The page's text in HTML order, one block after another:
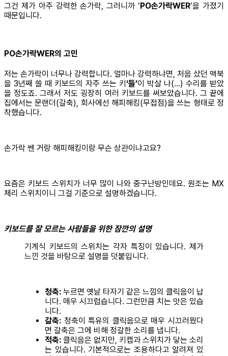
그건 제가 아주 강력한 손가락, 그러니까 ‘PO손가락WER’을 가졌기
때문입니다.
PO손가락WER의 고민
저는 손가락이 너무나 강력합니다. 얼마나 강력하냐면, 처음 샀던 맥북
을 3년째 쓸 때 키보드의 자주 쓰는 키 ‘들’이 박살 나(...) 수리를 받았
을 정도죠. 그래서 저도 굉장히 여러 키보드를 써보았습니다. 그 끝에
집에서는 문랜더(갈축), 회사에선 해피해킹(무접점)을 쓰는 형태로 정
착했습니다.
손가락 쎈 거랑 해피해킹이랑 무슨 상관이냐고요?
요즘은 키보드 스위치가 너무 많이 나와 중구난방인데요. 원조는 MX
체리 스위치이니 그걸 기준으로 설명하겠습니다.
키보드를 잘 모르는 사람들을 위한 잠깐의 설명
기계식 키보드의 스위치는 각자 특징이 있습니다. 제가
느낀 것을 바탕으로 설명을 덧붙입니다.
청축: 누르면 옛날 타자기 같은 느낌의 클릭음이 납
니다. 매우 시끄럽습니다. 그런만큼 치는 맛은 있습
니다.
갈축: 청축이 특유의 클릭음으로 매우 시끄러웠다
면 갈축은 그에 비해 정갈한 소리를 냅니다.
적축: 클릭음은 없지만, 키캡과 스위치가 닿는 소리
는 있습니다. 기본적으로는 조용하다고 알려져 있